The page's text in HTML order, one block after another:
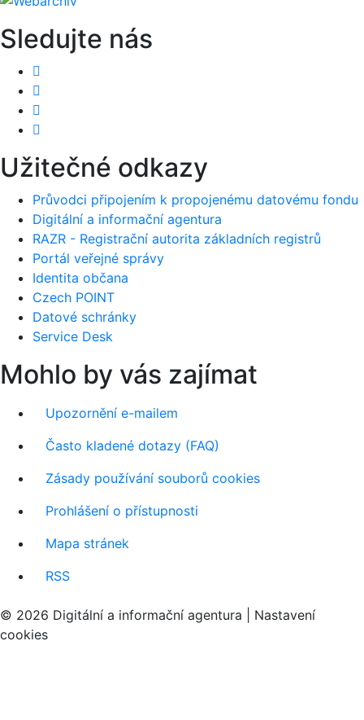
Sledujte nás
Užitečné odkazy
Průvodci připojením k propojenému datovému fondu
Digitální a informační agentura
RAZR - Registrační autorita základních registrů
Portál veřejné správy
Identita občana
Czech POINT
Datové schránky
Service Desk
Mohlo by vás zajímat
Upozornění e-mailem
Často kladené dotazy (FAQ)
Zásady používání souborů cookies
Prohlášení o přístupnosti
Mapa stránek
RSS
© 2026 Digitální a informační agentura | Nastavení
cookies